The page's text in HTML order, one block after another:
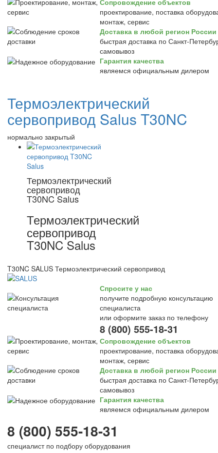
Сопровождение объектов
проектирование, поставка
монтаж, сервис
Доставка в любой регион России
быстрая доставка по Санкт-
самовывоз
Гарантия качества
являемся официальным дилером
Термоэлектрический
сервопривод Salus T30NC
нормально закрытый
Термоэлектрический
сервопривод
T30NC Salus
Термоэлектрический
сервопривод
T30NC Salus
T30NC SALUS Термоэлектрический сервопривод
Спросите у нас
получите подробную консультацию
специалиста
или оформите заказ по телефону
8 (800) 555-18-31
Сопровождение объектов
проектирование, поставка
монтаж, сервис
Доставка в любой регион России
быстрая доставка по Санкт-
самовывоз
Гарантия качества
являемся официальным дилером
8 (800) 555-18-31
специалист по подбору оборудования